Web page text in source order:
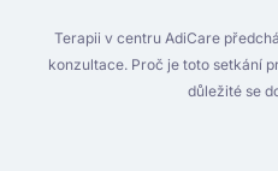
Terapii v centru AdiCare
konzultace. Proč je toto setkání
důležité se